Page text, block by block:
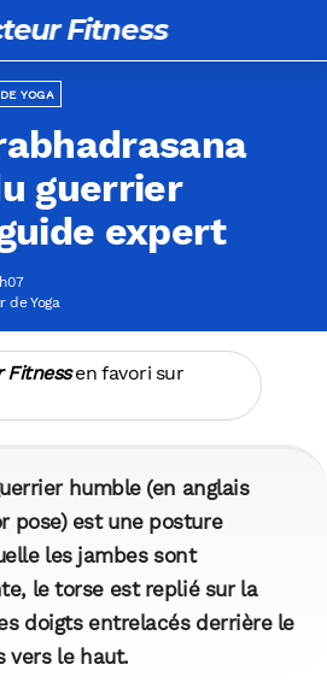
Fitness
YOGA
guerrier
expert
de Yoga
Fitnessen favori sur
humble (en anglais
pose) est une posture
les jambes sont
le torse est replié sur la
doigts entrelacés derrière le
vers le haut.